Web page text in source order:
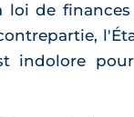
de
indolore